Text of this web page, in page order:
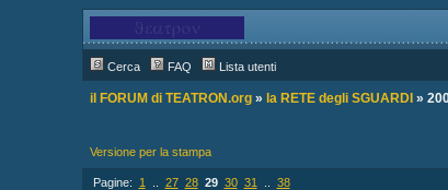
Cerca FAQ Lista utenti
il FORUM di TEATRON.org» la RETE degli SGUARDI »
Versione per la stampa
Pagine: 1 27 28 29 30 31 38